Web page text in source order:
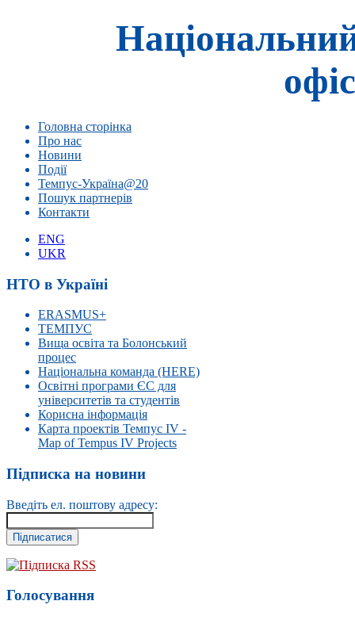
Головна сторінка
Про нас
Новини
Події
Темпус-Україна@20
Пошук партнерів
Контакти
ENG
UKR
НТО в Україні
ERASMUS+
ТЕМПУС
Вища освіта та Болонський
процес
Національна команда (HERE)
Освітні програми ЄС для
університетів та студентів
Корисна інформація
Карта проектів Темпус IV -
Map of Tempus IV Projects
Підписка на новини
Введіть ел. поштову адресу:
Підписка RSS
Голосування